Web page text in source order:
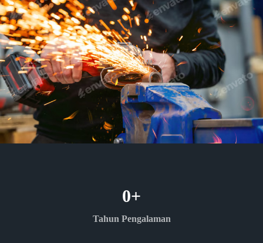
Tahun Pengalaman
0+